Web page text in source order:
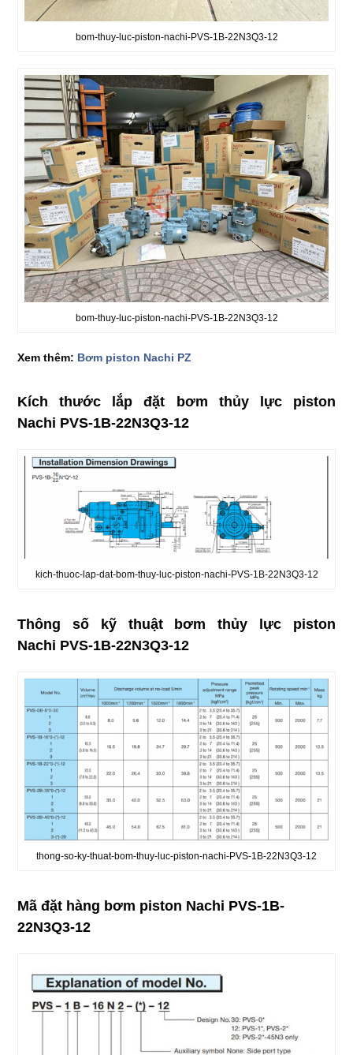
bom-thuy-luc-piston-nachi-PVS-1B-22N3Q3-12
bom-thuy-luc-piston-nachi-PVS-1B-22N3Q3-12
Xem thêm: Bơm piston Nachi PZ
Kích thước lắp đặt bơm thủy lực piston
Nachi PVS-1B-22N3Q3-12
kich-thuoc-lap-dat-bom-thuy-luc-piston-nachi-PVS-1B-22N3Q3-12
Thông số kỹ thuật bơm thủy lực piston
Nachi PVS-1B-22N3Q3-12
thong-so-ky-thuat-bom-thuy-luc-piston-nachi-PVS-1B-22N3Q3-12
Mã đặt hàng bơm piston Nachi PVS-1B-
22N3Q3-12